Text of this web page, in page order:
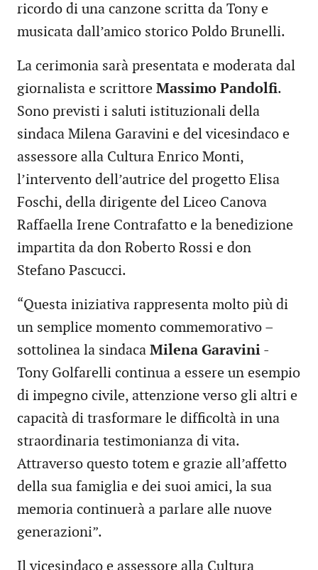
ricordo di una canzone scritta da Tony e
musicata dall’amico storico Poldo Brunelli.
La cerimonia sarà presentata e moderata dal
giornalista e scrittore Massimo Pandolfi.
Sono previsti i saluti istituzionali della
sindaca Milena Garavini e del vicesindaco e
assessore alla Cultura Enrico Monti,
l’intervento dell’autrice del progetto Elisa
Foschi, della dirigente del Liceo Canova
Raffaella Irene Contrafatto e la benedizione
impartita da don Roberto Rossi e don
Stefano Pascucci.
“Questa iniziativa rappresenta molto più di
un semplice momento commemorativo –
sottolinea la sindaca Milena Garavini -
Tony Golfarelli continua a essere un esempio
di impegno civile, attenzione verso gli altri e
capacità di trasformare le difficoltà in una
straordinaria testimonianza di vita.
Attraverso questo totem e grazie all’affetto
della sua famiglia e dei suoi amici, la sua
memoria continuerà a parlare alle nuove
generazioni”.